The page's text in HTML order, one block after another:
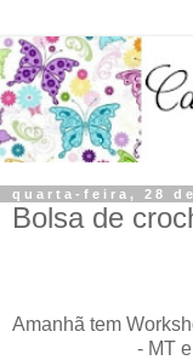
quarta-feira, 28
Bolsa de
Amanhã tem
- MT